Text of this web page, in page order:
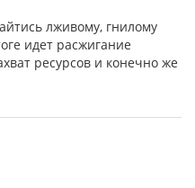
лживому, гнилому
идет расжигание
ресурсов и конечно же